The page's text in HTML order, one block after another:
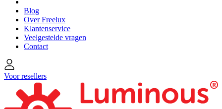
Blog
Over Freelux
Klantenservice
Veelgestelde vragen
Contact
Voor resellers